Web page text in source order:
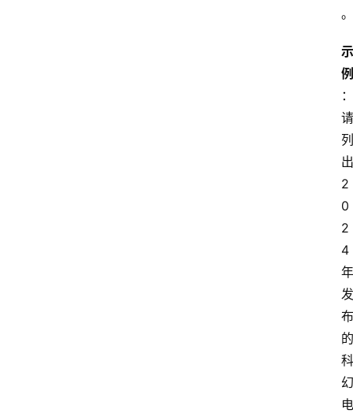
。
示
例
：
请
列
出
2
0
2
4
年
发
布
的
科
幻
电